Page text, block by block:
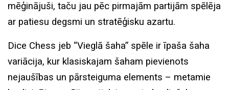
mēģinājuši, taču jau pēc pirmajām partijām spēlēja
ar patiesu degsmi un stratēģisku azartu.
Dice Chess jeb “Vieglā šaha” spēle ir īpaša šaha
variācija, kur klasiskajam šaham pievienots
nejaušības un pārsteiguma elements – metamie